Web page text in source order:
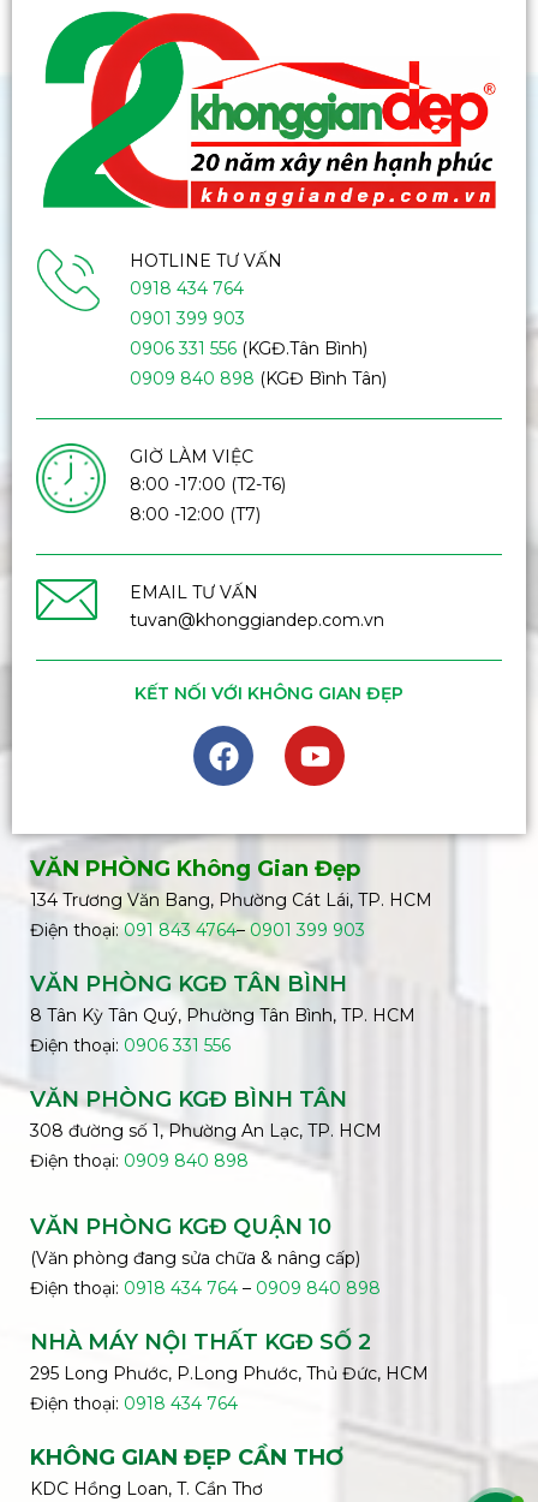
HOTLINE TƯ VẤN
0918 434 764
0901 399 903
0906 331 556(KGĐ.Tân Bình)
0909 840 898 (KGĐ Bình Tân)
GIỜ LÀM VIỆC
8:00 -17:00 (T2-T6)
8:00 -12:00 (T7)
EMAIL TƯ VẤN
tuvan@khonggiandep.com.vn
KẾT NỐI VỚI KHÔNG GIAN ĐẸP
VĂN PHÒNG Không Gian Đẹp
134 Trương Văn Bang, Phường Cát Lái, TP. HCM
Điện thoại:091 843 4764– 0901 399 903
VĂN PHÒNG KGĐ TÂN BÌNH
8 Tân Kỳ Tân Quý, Phường Tân Bình, TP. HCM
Điện thoại: 0906 331 556
VĂN PHÒNG KGĐ BÌNH TÂN
308 đường số 1, Phường An Lạc, TP. HCM
Điện thoại: 0909 840 898
VĂN PHÒNG KGĐ QUẬN 10
(Văn phòng đang sửa chữa & nâng cấp)
Điện thoại: 0918 434 764 – 0909 840 898
NHÀ MÁY NỘI THẤT KGĐ SỐ 2
295 Long Phước, P.Long Phước, Thủ Đức, HCM
Điện thoại: 0918 434 764
KHÔNG GIAN ĐẸP CẦN THƠ
KDC Hồng Loan, T. Cần Thơ